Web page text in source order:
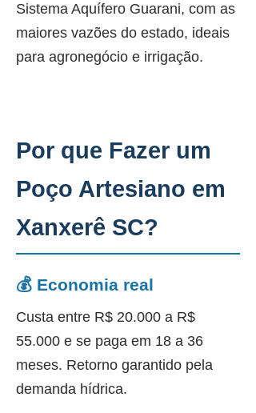
Sistema Aquífero Guarani, com as
maiores vazões do estado, ideais
para agronegócio e irrigação.
Por que Fazer um
Poço Artesiano em
Xanxerê SC?
💰 Economia real
Custa entre R$ 20.000 a R$
55.000 e se paga em 18 a 36
meses. Retorno garantido pela
demanda hídrica.